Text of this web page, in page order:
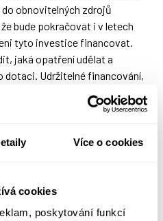
Více o cookies
cookies
poskytování funkcí
obnovitelných zdrojů
bude pokračovat i v letech
tyto investice financovat.
jaká opatření udělat a
Udržitelné financování,
ale také posílit komunikaci o
o témata